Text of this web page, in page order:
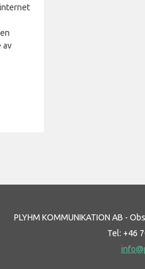
av
PLYHM KOMMUNIKATION AB -
Tel: +46